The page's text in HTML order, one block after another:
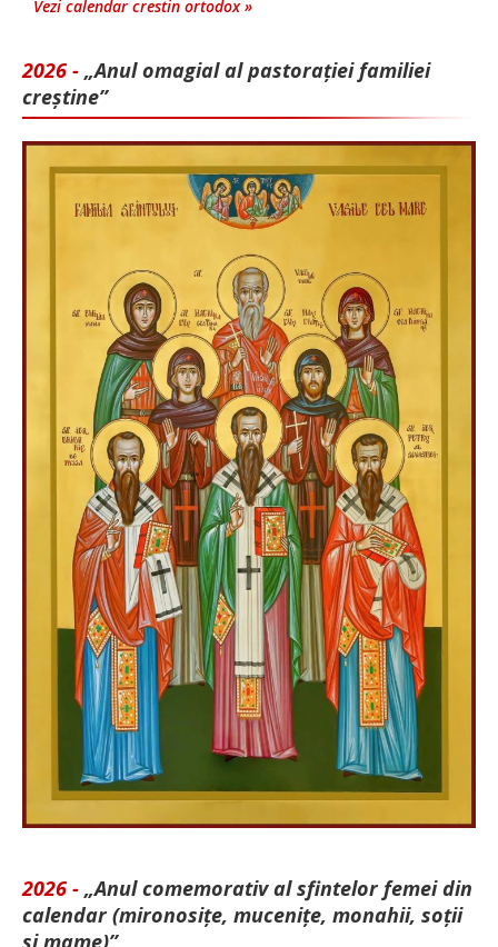
Vezi calendar crestin ortodox »
2026 - „Anul omagial al pastorației familiei
creștine”
2026 - „Anul comemorativ al sfintelor femei din
calendar (mironosițe, mu­cenițe, monahii, soții